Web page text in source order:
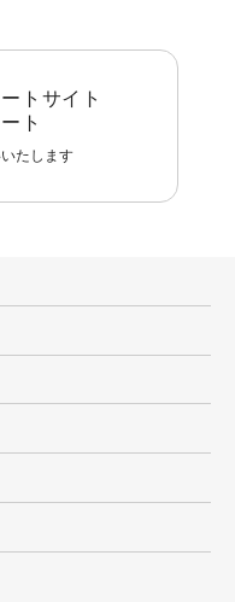
トサイト
ト
たします